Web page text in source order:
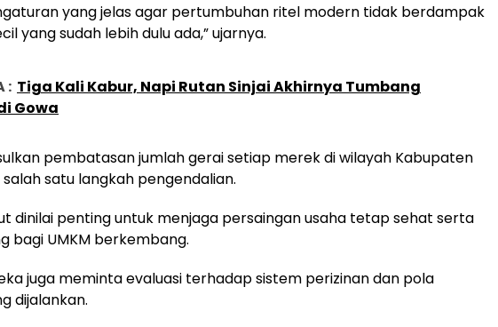
yang jelas agar pertumbuhan ritel modern tidak berdampak
yang sudah lebih dulu ada,” ujarnya.
: Tiga Kali Kabur, Napi Rutan Sinjai Akhirnya Tumbang
Gowa
pembatasan jumlah gerai setiap merek di wilayah Kabupaten
satu langkah pengendalian.
dinilai penting untuk menjaga persaingan usaha tetap sehat serta
bagi UMKM berkembang.
juga meminta evaluasi terhadap sistem perizinan dan pola
dijalankan.